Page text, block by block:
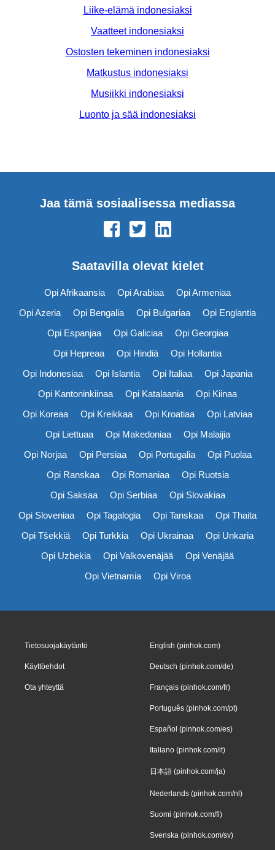
Liike-elämä indonesiaksi
Vaatteet indonesiaksi
Ostosten tekeminen indonesiaksi
Matkustus indonesiaksi
Musiikki indonesiaksi
Luonto ja sää indonesiaksi
Jaa tämä sosiaalisessa mediassa
Saatavilla olevat kielet
Opi Afrikaansia Opi Arabiaa
Opi Armeniaa
Opi Azeria
Opi Bengalia Opi Bulgariaa
Opi Englantia
Opi Espanjaa
Opi Galiciaa
Opi Georgiaa
Opi Hepreaa
Opi Hindiä
Opi Hollantia
Opi Indonesiaa
Opi Islantia Opi Italiaa
Opi Japania
Opi Kantoninkiinaa
Opi Katalaania
Opi Kiinaa
Opi Koreaa
Opi Kreikkaa Opi Kroatiaa
Opi Latviaa
Opi Liettuaa
Opi Makedoniaa
Opi Malaijia
Opi Norjaa
Opi Persiaa Opi Portugalia
Opi Puolaa
Opi Ranskaa
Opi Romaniaa
Opi Ruotsia
Opi Saksaa
Opi Serbiaa
Opi Slovakiaa
Opi Sloveniaa
Opi Tagalogia Opi Tanskaa
Opi Thaita
Opi Tšekkiä
Opi Turkkia Opi Ukrainaa
Opi Unkaria
Opi Uzbekia
Opi Valkovenäjää
Opi Venäjää
Opi Vietnamia
Opi Viroa
Tietosuojakäytäntö
Käyttöehdot
Ota yhteyttä
English (pinhok.com)
Deutsch (pinhok.com/de)
Français (pinhok.com/fr)
Português (pinhok.com/pt)
Español (pinhok.com/es)
Italiano (pinhok.com/it)
日本語 (pinhok.com/ja)
Nederlands (pinhok.com/nl)
Suomi (pinhok.com/fi)
Svenska (pinhok.com/sv)